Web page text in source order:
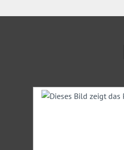
Mitarbeiter-Schulungen
Produktgalerie